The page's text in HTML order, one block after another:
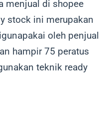
menjual di shopee
stock ini merupakan
oleh penjual
hampir 75 peratus
teknik ready